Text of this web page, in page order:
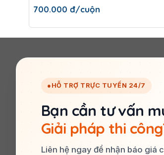
700.000 đ/cuộn
● HỖ TRỢ TRỰC TUYẾN 24/7
Bạn cần tư vấn
Giải pháp thi
Liên hệ ngay để nhận báo giá